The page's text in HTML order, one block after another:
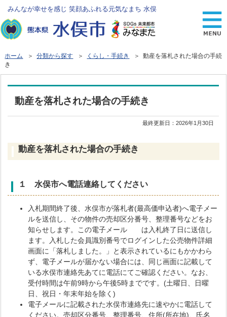
みんなが幸せを感じ 笑顔あふれる元気なまち 水俣
ホーム ＞分類から探す ＞ くらし・手続き
＞ 動産を落札された場合の手続
き
動産を落札された場合の手続き
最終更新日：2026年1月30日
動産を落札された場合の手続き
１ 水俣市へ電話連絡してください
入札期間終了後、水俣市が落札者(最高価申込者)へ電子メー
ルを送信し、その物件の売却区分番号、整理番号などをお
知らせします。この電子メール は入札終了日に送信し
ます。入札した会員識別番号でログインした公売物件詳細
画面に「落札しました。」と表示されているにもかかわら
ず、電子メールが届かない場合には、同じ画面に記載して
いる水俣市連絡先あてに電話にてご確認ください。なお、
受付時間は午前9時から午後5時までです。(土曜日、日曜
日、祝日・年末年始を除く)
電子メールに記載された水俣市連絡先に速やかに電話して
ください。売却区分番号、整理番号、住所(所在地)、氏名